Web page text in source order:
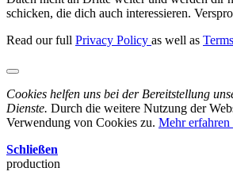
schicken, die dich auch interessieren.
Read our full Privacy Policy as well as
Cookies helfen uns bei der Bereitstellung
Dienste. Durch die weitere Nutzung der
Verwendung von Cookies zu. Mehr erfahren
Schließen
production